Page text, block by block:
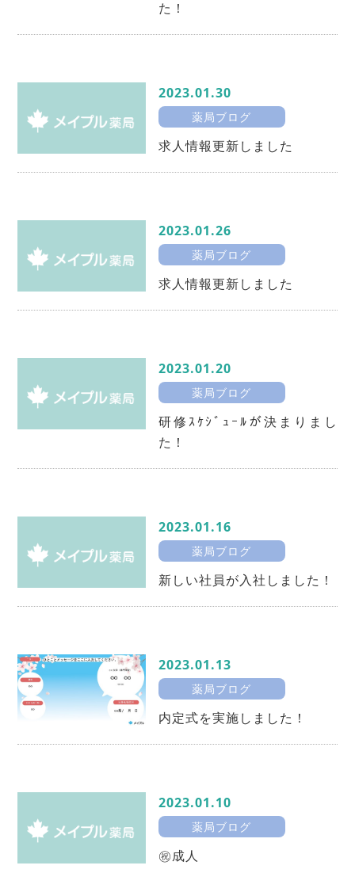
た！
2023.01.30
薬局ブログ
求人情報更新しました
2023.01.26
薬局ブログ
求人情報更新しました
2023.01.20
薬局ブログ
研修ｽｹｼﾞｭｰﾙが決まりまし
た！
2023.01.16
薬局ブログ
新しい社員が入社しました！
2023.01.13
薬局ブログ
内定式を実施しました！
2023.01.10
薬局ブログ
㊗成人